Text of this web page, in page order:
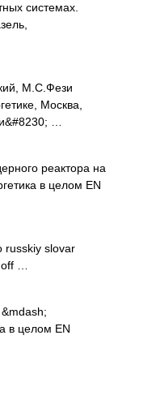
системах.
М.С.Фези
Москва,
…
реактора на
в целом EN
russkiy slovar
…
в целом EN